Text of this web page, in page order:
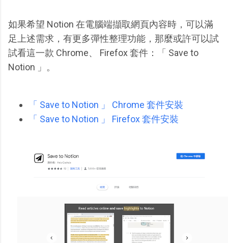
如果希望 Notion 在電腦端擷取網頁內容時，可以滿
足上述需求，有更多彈性整理功能，那麼或許可以試
試看這一款 Chrome、 Firefox 套件：「 Save to
Notion 」。
「 Save to Notion 」 Chrome 套件安裝
「 Save to Notion 」 Firefox 套件安裝